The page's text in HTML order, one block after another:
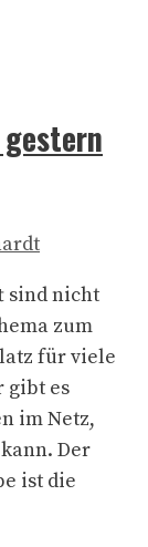
sind nicht
zum
für viele
gibt es
im Netz,
Der
ist die